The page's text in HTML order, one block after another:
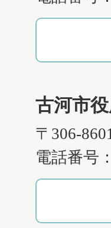
古河市
〒306-
電話番号